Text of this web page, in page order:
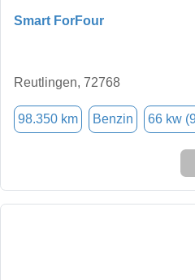
Smart ForFour
Reutlingen, 72768
98.350 km Benzin 66 kw